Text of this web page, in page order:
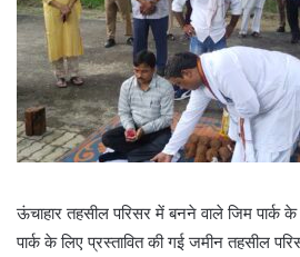
ऊंचाहार तहसील परिसर में बनने वाले जिम पार्क
पार्क के लिए प्रस्तावित की गई जमीन तहसील